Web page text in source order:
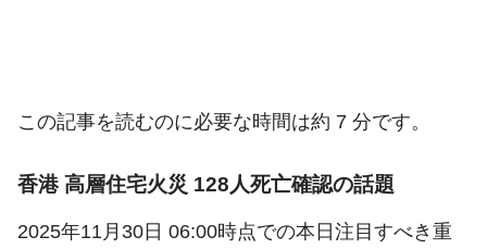
この記事を読むのに必要な時間は約 7 分です。
香港 高層住宅火災 128人死亡確認の話題
2025年11月30日 06:00時点での本日注目すべき重